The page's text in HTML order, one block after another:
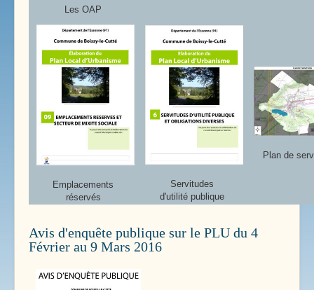
Les OAP
Emplacements
réservés
Servitudes
d'utilité publique
Plan de
Avis d'enquête publique sur le PLU du 4
Février au 9 Mars 2016